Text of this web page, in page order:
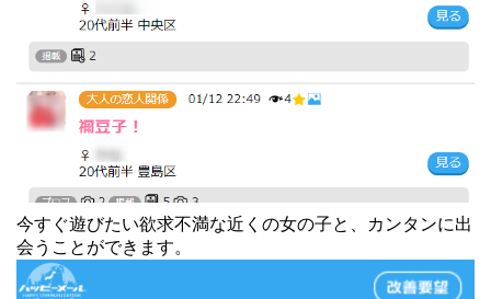
今すぐ遊びたい欲求不満な近くの女の子と、カンタンに出
会うことができます。